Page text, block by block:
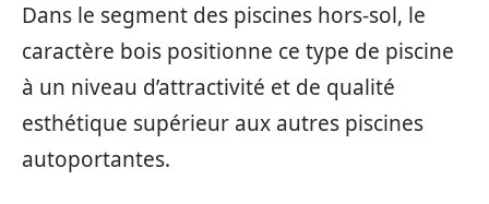
Dans le segment des piscines hors-sol, le
caractère bois positionne ce type de piscine
à un niveau d’attractivité et de qualité
esthétique supérieur aux autres piscines
autoportantes.